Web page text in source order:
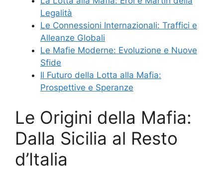
Legalità
Le Connessioni Internazionali: Traffici e
Alleanze Globali
Le Mafie Moderne: Evoluzione e Nuove
Sfide
Il Futuro della Lotta alla Mafia:
Prospettive e Speranze
Le Origini della Mafia:
Dalla Sicilia al Resto
d’Italia